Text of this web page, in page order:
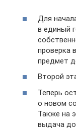
Для
в единый
проверка
предмет
Второй
Теперь
о новом
Также на
выдача